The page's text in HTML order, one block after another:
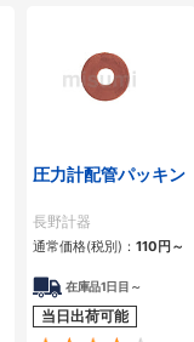
圧力計配管パッキン
長野計器
通常価格(税別)： 110 円 ～
在庫品1日目～
当日出荷可能